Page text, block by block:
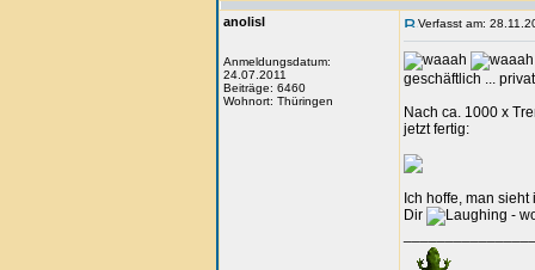
anolisl
Anmeldungsdatum:
24.07.2011
Beiträge: 6460
Wohnort: Thüringen
Verfasst am:
geschäftlich ...
Nach ca. 1000 x
jetzt fertig:
Ich hoffe, man
Dir
-